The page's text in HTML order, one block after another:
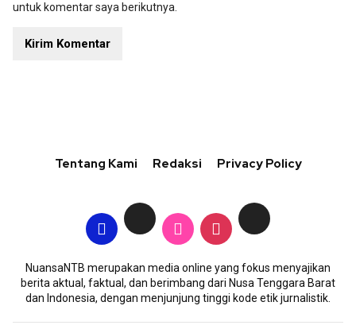
untuk komentar saya berikutnya.
Tentang Kami Redaksi Privacy Policy
NuansaNTB merupakan media online yang fokus menyajikan
berita aktual, faktual, dan berimbang dari Nusa Tenggara Barat
dan Indonesia, dengan menjunjung tinggi kode etik jurnalistik.